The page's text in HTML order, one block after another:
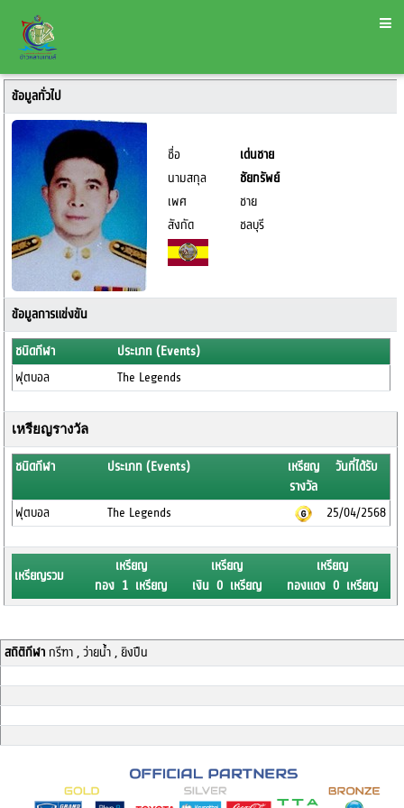
ข้อมูลทั่วไป
ชื่อ
เด่นชาย
นามสกุล
ชัยทรัพย์
เพศ
ชาย
สังกัด
ชลบุรี
ข้อมูลการแข่งขัน
ชนิดกีฬา
ประเภท (Events)
ฟุตบอล
The Legends
เหรียญรางวัล
ชนิดกีฬา ประเภท (Events)
เหรียญ
รางวัล
วันที่ได้รับ
ฟุตบอล The Legends 25/04/2568
เหรียญรวม
เหรียญ
ทอง 1 เหรียญ
เหรียญ
เงิน 0 เหรียญ
เหรียญ
ทองแดง 0 เหรียญ
สถิติกีฬากรีฑา , ว่ายน้ำ , ยิงปืน